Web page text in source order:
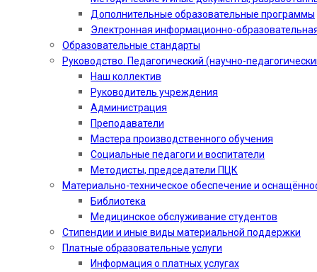
Дополнительные образовательные программы
Электронная информационно-
Образовательные стандарты
Руководство. Педагогический (научно-
Наш коллектив
Руководитель учреждения
Администрация
Преподаватели
Мастера производственного обучения
Социальные педагоги и воспитатели​
Методисты, председатели ПЦК
Материально-техническое обеспечение и
Библиотека
Медицинское обслуживание студентов
Стипендии и иные виды материальной поддержки
Платные образовательные услуги
Информация о платных услугах